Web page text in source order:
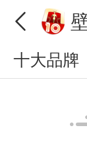
十大品牌